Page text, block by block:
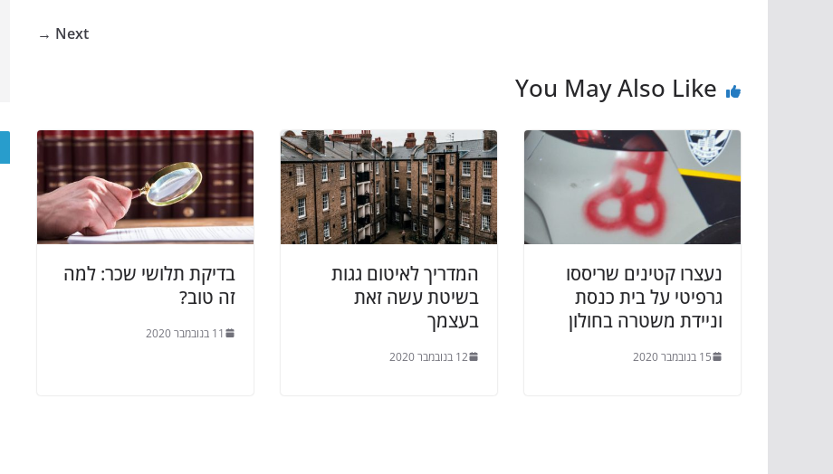
Next →
You May Also Like
נעצרו קטינים שריססו
גרפיטי על בית כנסת
וניידת משטרה בחולון
15 בנובמבר 2020
המדריך לאיטום גגות
בשיטת עשה זאת
בעצמך
12 בנובמבר 2020
בדיקת תלושי שכר: למה
זה טוב?
11 בנובמבר 2020